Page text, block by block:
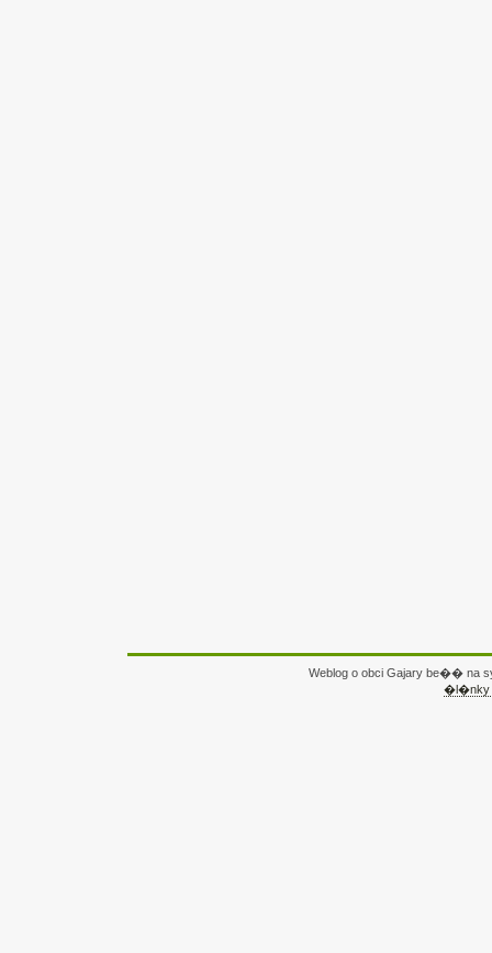
Weblog o obci Gajary be�� na
�l�nky